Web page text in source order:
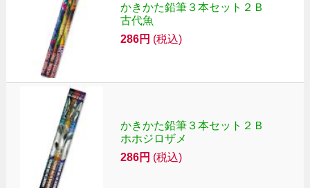
かきかた鉛筆３本セット２Ｂ
古代魚
286円 (税込)
かきかた鉛筆３本セット２Ｂ
ホホジロザメ
286円 (税込)